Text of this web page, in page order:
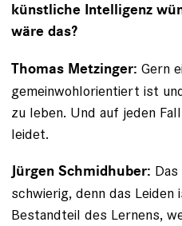
künstliche Intelligenz
wäre das?
Thomas Metzinger: Gern
gemeinwohlorientiert ist
zu leben. Und auf jeden
leidet.
Jürgen Schmidhuber:
schwierig, denn das
Bestandteil des Lernens,